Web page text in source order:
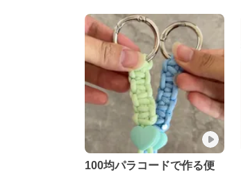
100均パラコードで作る便